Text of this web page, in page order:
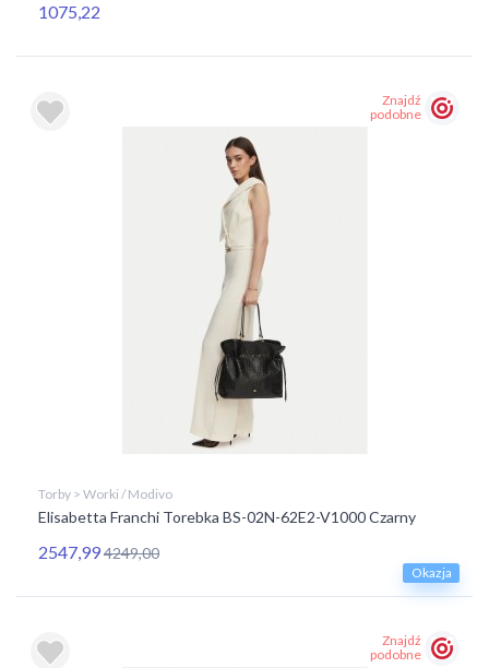
1075,22
Okazja
Znajdź
podobne
Torby > Worki / Modivo
Elisabetta Franchi Torebka BS-02N-62E2-V1000 Czarny
2547,994249,00
Znajdź
podobne